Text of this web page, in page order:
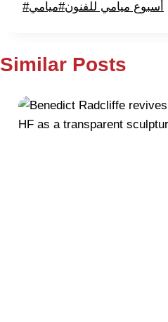
Post
# أسبوع ميامي للفنون#ميامي
Similar Posts